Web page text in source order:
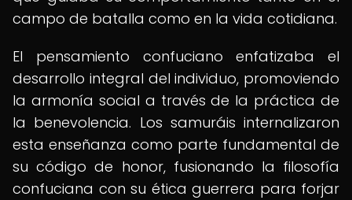
campo de batalla como en la vida cotidiana.
El pensamiento confuciano enfatizaba el
desarrollo integral del individuo, promoviendo
la armonía social a través de la práctica de
la benevolencia. Los samuráis internalizaron
esta enseñanza como parte fundamental de
su código de honor, fusionando la filosofía
confuciana con su ética guerrera para forjar